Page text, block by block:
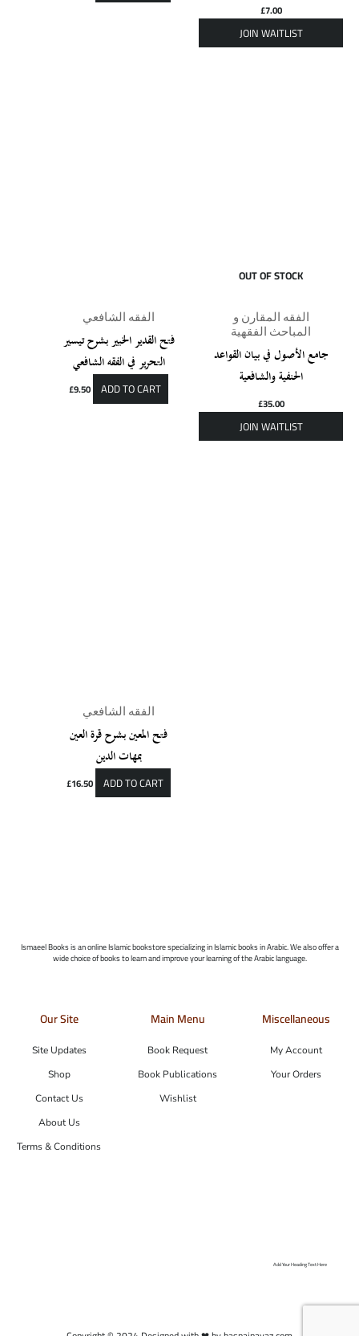
£7.00
الفقه الشافعي
فتح القدير الخبير بشرح تيسير
التحرير في الفقه الشافعي
£9.50 ADD TO CART
OUT OF STOCK
الفقه المقارن و
المباحث الفقهية
جامع الأصول في بيان القواعد
الحنفية والشافعية
£35.00
الفقه الشافعي
فتح المعين بشرح قرة العين
بمهات الدين
£16.50 ADD TO CART
Ismaeel Books is an online Islamic bookstore specializing in Islamic books in Arabic. We also offer a
wide choice of books to learn and improve your learning of the Arabic language.
Our Site
Site Updates
Shop
Contact Us
About Us
Terms & Conditions
Main Menu
Book Request
Book Publications
Wishlist
Miscellaneous
My Account
Your Orders
Add Your Heading Text Here